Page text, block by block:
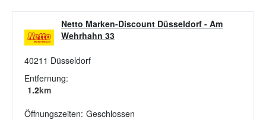
Netto Marken-Discount Düsseldorf - Am
Wehrhahn 33
40211 Düsseldorf
Entfernung:
1.2km
Öffnungszeiten: Geschlossen